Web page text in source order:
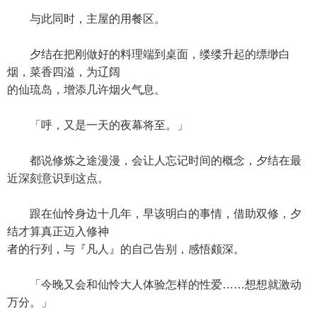
与此同时，主屋的用餐区。
夕结在把刚做好的料理端到桌面，缕缕升起的缥缈白
烟，菜香四溢，为辽阔
的仙琉岛，增添几许烟火气息。
「呼，又是一天的夜幕将至。」
都说修炼之途漫漫，会让人忘记时间的概念，夕结在最
近深刻意识到这点。
跟在仙怜身边十几年，早该明白的事情，借助双修，夕
结才算真正迈入修神
者的行列，与『凡人』的自己告别，感悟颇深。
「今晚又会和仙怜大人体验怎样的性爱……想想就激动
万分。」